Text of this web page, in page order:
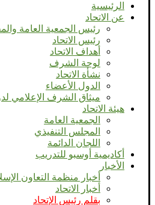
الرئيسية
عن الاتحاد
رئيس الجمعية العامة
رئيس الاتحاد
أهداف الاتحاد
لوحة الشرف
نشأة الاتحاد
الدول الأعضاء
ميثاق الشرف الإعلامي
هيئة الاتحاد
الجمعية العامة
المجلس التنفيذي
اللجان الدائمة
أكاديمية أوسبو للتدريب
الأخبار
أخبار منظمة التعاون
أخبار الاتحاد
بقلم رئيس الإتحاد